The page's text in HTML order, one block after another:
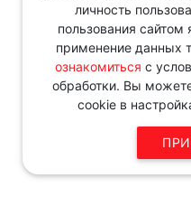
личность
пользования сайтом
применение данных
ознакомиться с
обработки. Вы
cookie в